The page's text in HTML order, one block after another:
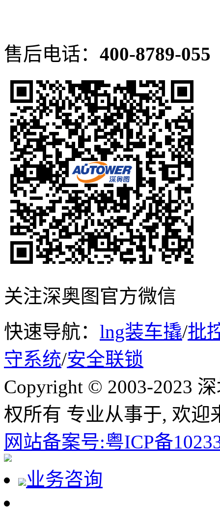
售后电话： 400-8789-055
关注深奥图官方微信
快速导航： lng装车撬/批
守系统/安全联锁
Copyright © 2003-2023
权所有 专业从事于, 欢迎
网站备案号:粤ICP备
业务咨询